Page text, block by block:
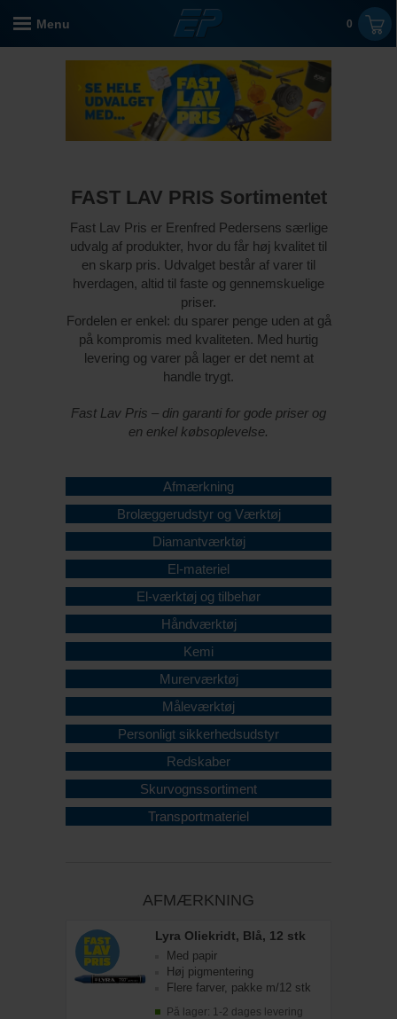
Menu 0
FAST LAV PRIS Sortimentet
Fast Lav Pris er Erenfred Pedersens særlige
udvalg af produkter, hvor du får høj kvalitet til
en skarp pris. Udvalget består af varer til
hverdagen, altid til faste og gennemskuelige
priser.
Fordelen er enkel: du sparer penge uden at gå
på kompromis med kvaliteten. Med hurtig
levering og varer på lager er det nemt at
handle trygt.
Fast Lav Pris – din garanti for gode priser og
en enkel købsoplevelse.
Afmærkning
Brolæggerudstyr og Værktøj
Diamantværktøj
El-materiel
El-værktøj og tilbehør
Håndværktøj
Kemi
Murerværktøj
Måleværktøj
Personligt sikkerhedsudstyr
Redskaber
Skurvognssortiment
Transportmateriel
AFMÆRKNING
Lyra Oliekridt, Blå, 12 stk
Med papir
Høj pigmentering
Flere farver, pakke m/12 stk
På lager: 1-2 dages levering